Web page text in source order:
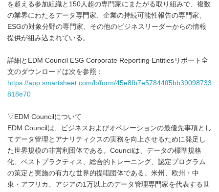
を超える参加組織と150人超の専門家にまたがる取り組みで、複数
の業界にわたるデータ専門家、企業の持続可能性報告の専門家、
ESGの対象分野の専門家、その他のビジネスリーダーからの情報
提供が組み込まれている。
詳細とEDM Council ESG Corporate Reporting Entitiesリポート全
文のダウンロードは次を参照：
https://app.smartsheet.com/b/form/45e8fb7e57844ff5bb39098733
818e70
▽EDM Councilについて
EDM Councilは、ビジネスおよびオペレーションの最優先事項とし
てデータ管理とアナリティクスの実務を向上させるために発足し
た世界規模の非営利団体である。Councilは、データの標準規格
化、ベストプラクティス、総合的トレーニング、認定プログラム
の策定と実施の有力な世界的提唱団体である。米州、欧州・中
東・アフリカ、アジアの1万以上のデータ管理専門家を代表する世